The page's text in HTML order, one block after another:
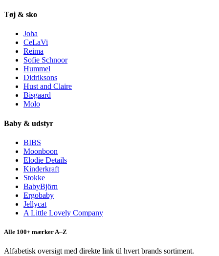
Tøj & sko
Joha
CeLaVi
Reima
Sofie Schnoor
Hummel
Didriksons
Hust and Claire
Bisgaard
Molo
Baby & udstyr
BIBS
Moonboon
Elodie Details
Kinderkraft
Stokke
BabyBjörn
Ergobaby
Jellycat
A Little Lovely Company
Alle 100+ mærker A–Z
Alfabetisk oversigt med direkte link til hvert brands sortiment.